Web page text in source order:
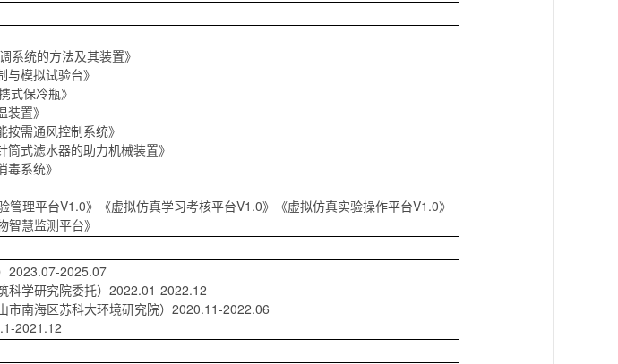
系统的方法及其装置》
模拟试验台》
式保冷瓶》
置》
需通风控制系统》
式滤水器的助力机械装置》
系统》
管理平台V1.0》《虚拟仿真学习考核平台V1.0》《虚拟仿真实验操作平台V1.0》
智慧监测平台》
2023.07-2025.07
科学研究院委托）2022.01-2022.12
市南海区苏科大环境研究院）2020.11-2022.06
2021.12